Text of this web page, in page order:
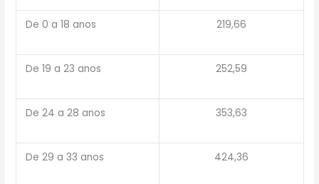
De 0 a 18 anos 219,66
De 19 a 23 anos 252,59
De 24 a 28 anos 353,63
De 29 a 33 anos 424,36